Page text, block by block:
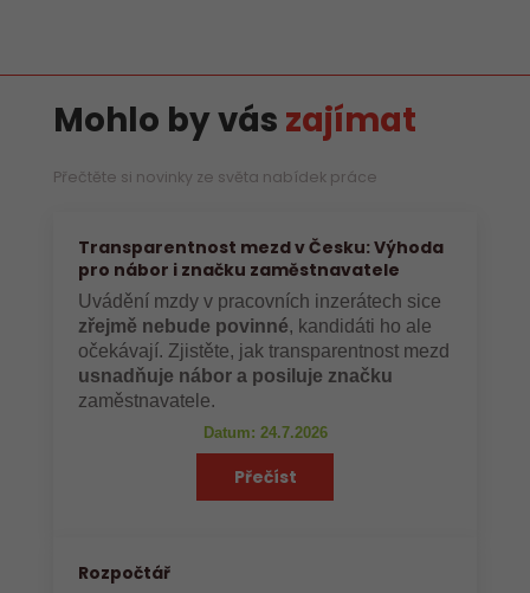
Mohlo by vás zajímat
Přečtěte si novinky ze světa nabídek práce
Transparentnost mezd v Česku: Výhoda
pro nábor i značku zaměstnavatele
Uvádění mzdy v pracovních inzerátech sice
zřejmě nebude povinné, kandidáti ho ale
očekávají. Zjistěte, jak transparentnost mezd
usnadňuje nábor a posiluje značku
zaměstnavatele.
Datum: 24.7.2026
Přečíst
Rozpočtář